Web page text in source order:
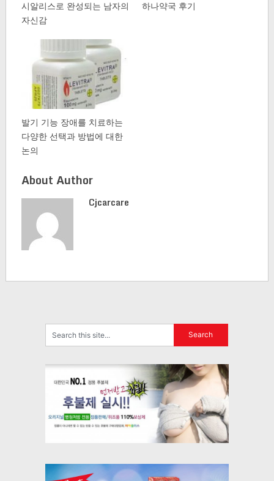
시알리스로 완성되는 남자의
자신감
하나약국 후기
발기 기능 장애를 치료하는
다양한 선택과 방법에 대한
논의
About Author
Cjcarcare